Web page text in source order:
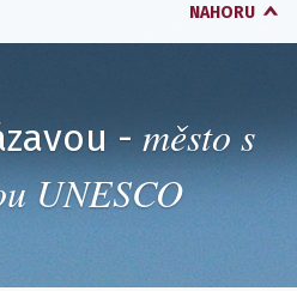
NAHORU
- město s
UNESCO